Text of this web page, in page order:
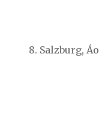
8. Salzburg, Áo